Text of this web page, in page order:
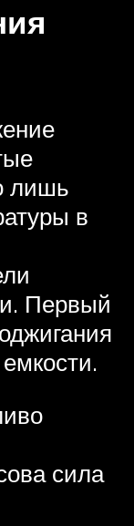
лишь
в
Первый
сила